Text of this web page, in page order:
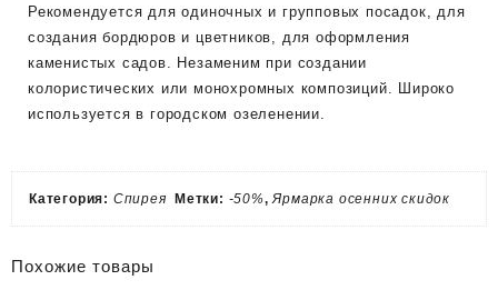
Рекомендуется для одиночных и групповых посадок, для
создания бордюров и цветников, для оформления
каменистых садов. Незаменим при создании
колористических или монохромных композиций. Широко
используется в городском озеленении.
Категория: Спирея Метки: -50%,Ярмарка осенних скидок
Похожие товары